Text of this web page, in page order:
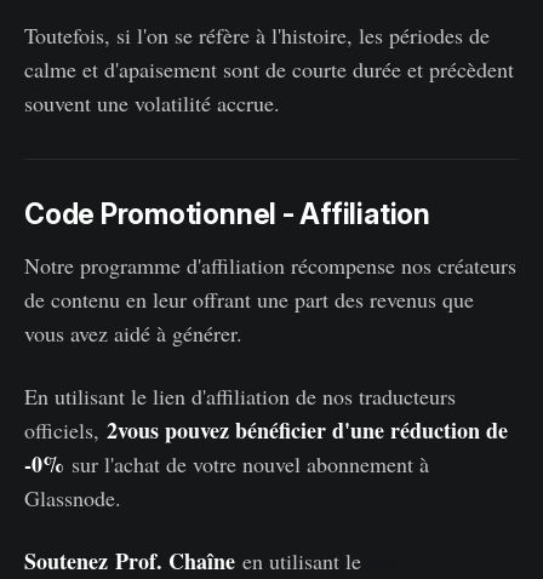
Toutefois, si l'on se réfère à l'histoire, les périodes de
calme et d'apaisement sont de courte durée et précèdent
souvent une volatilité accrue.
Code Promotionnel - Affiliation
Notre programme d'affiliation récompense nos créateurs
de contenu en leur offrant une part des revenus que
vous avez aidé à générer.
En utilisant le lien d'affiliation de nos traducteurs
officiels, 2vous pouvez bénéficier d'une réduction de
-0% sur l'achat de votre nouvel abonnement à
Glassnode.
Soutenez Prof. Chaîne en utilisant le